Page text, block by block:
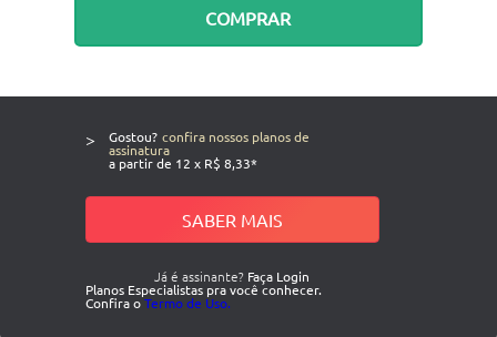
COMPRAR
> Gostou? confira nossos planos de
assinatura
a partir de 12 x R$ 8,33*
SABER MAIS
Já é assinante? Faça Login
Planos Especialistas pra você conhecer.
Confira oTermo de Uso.